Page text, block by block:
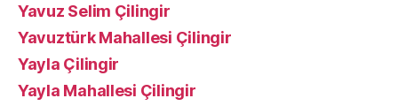
Yavuz Selim Çilingir
Yavuztürk Mahallesi Çilingir
Yayla Çilingir
Yayla Mahallesi Çilingir